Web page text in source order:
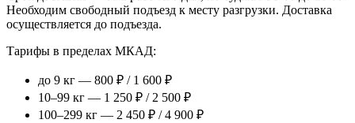
Необходим свободный подъезд к месту разгрузки. Доставка
осуществляется до подъезда.
Тарифы в пределах МКАД:
до 9 кг — 800 ₽ / 1 600 ₽
10–99 кг — 1 250 ₽ / 2 500 ₽
100–299 кг — 2 450 ₽ / 4 900 ₽